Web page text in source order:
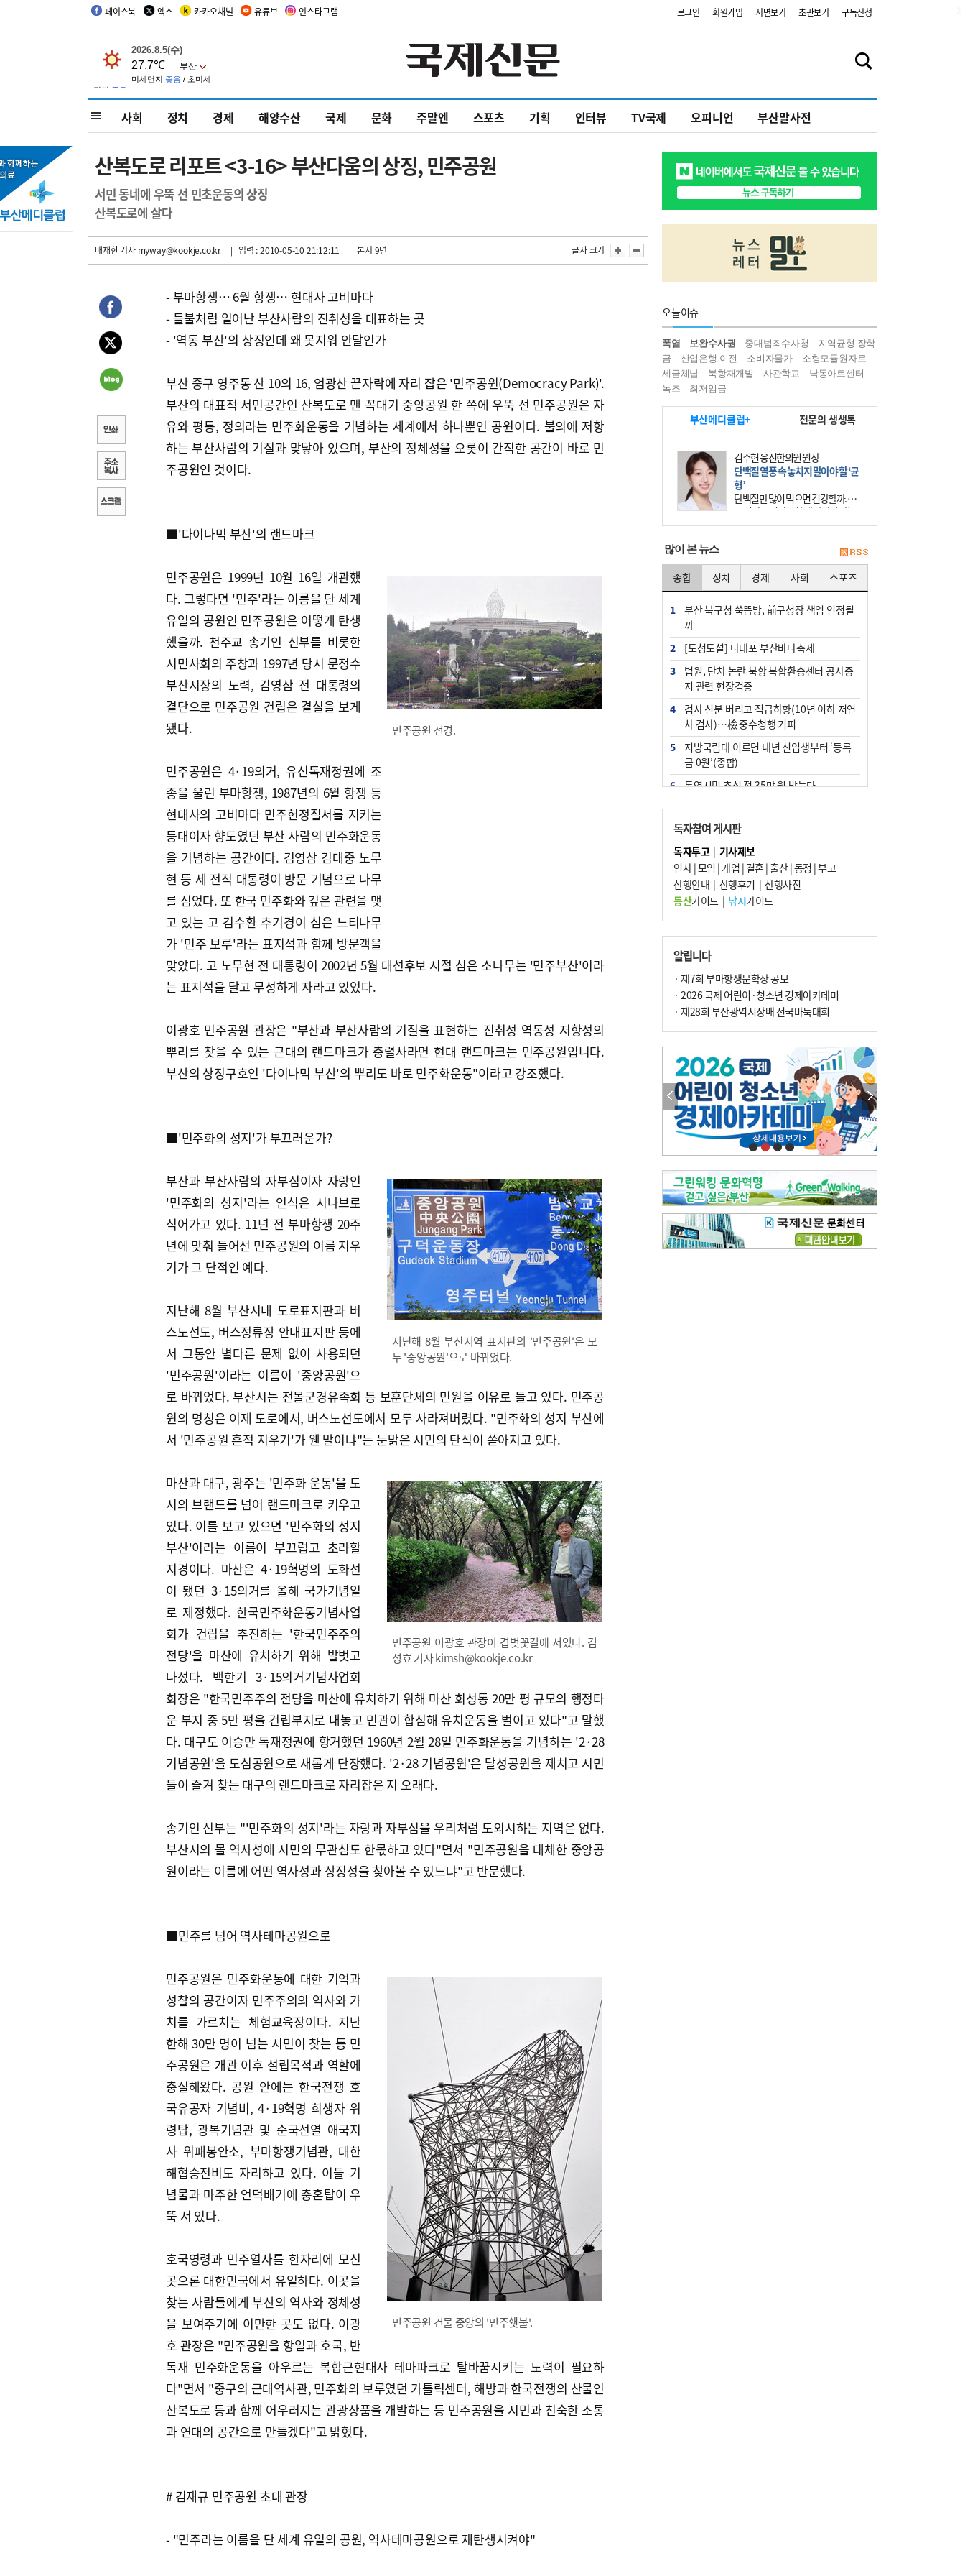
페이스북 엑스 카카오채널 유튜브 인스타그램 로그인 회원가입 지면보기 초판보기 구독신청
사회 정치 경제 해양수산 국제 문화 주말엔 스포츠 기획 인터뷰 TV국제 오피니언 부산말사전
산복도로 리포트 <3-16> 부산다움의 상징, 민주공원
서민 동네에 우뚝 선 민초운동의 상징
산복도로에 살다
배재한 기자myway@kookje.co.kr | 입력 : 2010-05-10 21:12:11 | 본지 9면 글자 크기
- 부마항쟁… 6월 항쟁… 현대사 고비마다
- 들불처럼 일어난 부산사람의 진취성을 대표하는 곳
- '역동 부산'의 상징인데 왜 못지워 안달인가
부산 중구 영주동 산 10의 16, 엄광산 끝자락에 자리 잡은 '민주공원(Democracy Park)'.
부산의 대표적 서민공간인 산복도로 맨 꼭대기 중앙공원 한 쪽에 우뚝 선 민주공원은 자
유와 평등, 정의라는 민주화운동을 기념하는 세계에서 하나뿐인 공원이다. 불의에 저항
하는 부산사람의 기질과 맞닿아 있으며, 부산의 정체성을 오롯이 간직한 공간이 바로 민
주공원인 것이다.
■'다이나믹 부산'의 랜드마크
민주공원 전경.
민주공원은 1999년 10월 16일 개관했
다. 그렇다면 '민주'라는 이름을 단 세계
유일의 공원인 민주공원은 어떻게 탄생
했을까. 천주교 송기인 신부를 비롯한
시민사회의 주창과 1997년 당시 문정수
부산시장의 노력, 김영삼 전 대통령의
결단으로 민주공원 건립은 결실을 보게
됐다.
민주공원은 4·19의거, 유신독재정권에 조
종을 울린 부마항쟁, 1987년의 6월 항쟁 등
현대사의 고비마다 민주헌정질서를 지키는
등대이자 향도였던 부산 사람의 민주화운동
을 기념하는 공간이다. 김영삼 김대중 노무
현 등 세 전직 대통령이 방문 기념으로 나무
를 심었다. 또 한국 민주화와 깊은 관련을 맺
고 있는 고 김수환 추기경이 심은 느티나무
가 '민주 보루'라는 표지석과 함께 방문객을
맞았다. 고 노무현 전 대통령이 2002년 5월 대선후보 시절 심은 소나무는 '민주부산'이라
는 표지석을 달고 무성하게 자라고 있었다.
이광호 민주공원 관장은 "부산과 부산사람의 기질을 표현하는 진취성 역동성 저항성의
뿌리를 찾을 수 있는 근대의 랜드마크가 충렬사라면 현대 랜드마크는 민주공원입니다.
부산의 상징구호인 '다이나믹 부산'의 뿌리도 바로 민주화운동"이라고 강조했다.
■'민주화의 성지'가 부끄러운가?
지난해 8월 부산지역 표지판의 '민주공원'은 모
두 '중앙공원'으로 바뀌었다.
부산과 부산사람의 자부심이자 자랑인
'민주화의 성지'라는 인식은 시나브로
식어가고 있다. 11년 전 부마항쟁 20주
년에 맞춰 들어선 민주공원의 이름 지우
기가 그 단적인 예다.
지난해 8월 부산시내 도로표지판과 버
스노선도, 버스정류장 안내표지판 등에
서 그동안 별다른 문제 없이 사용되던
'민주공원'이라는 이름이 '중앙공원'으
로 바뀌었다. 부산시는 전몰군경유족회 등 보훈단체의 민원을 이유로 들고 있다. 민주공
원의 명칭은 이제 도로에서, 버스노선도에서 모두 사라져버렸다. "민주화의 성지 부산에
서 '민주공원 흔적 지우기'가 웬 말이냐"는 눈맑은 시민의 탄식이 쏟아지고 있다.
민주공원 이광호 관장이 겹벚꽃길에 서있다. 김
성효 기자 kimsh@kookje.co.kr
마산과 대구, 광주는 '민주화 운동'을 도
시의 브랜드를 넘어 랜드마크로 키우고
있다. 이를 보고 있으면 '민주화의 성지
부산'이라는 이름이 부끄럽고 초라할
지경이다. 마산은 4·19혁명의 도화선
이 됐던 3·15의거를 올해 국가기념일
로 제정했다. 한국민주화운동기념사업
회가 건립을 추진하는 '한국민주주의
전당'을 마산에 유치하기 위해 발벗고
나섰다. 백한기 3·15의거기념사업회
회장은 "한국민주주의 전당을 마산에 유치하기 위해 마산 회성동 20만 평 규모의 행정타
운 부지 중 5만 평을 건립부지로 내놓고 민관이 합심해 유치운동을 벌이고 있다"고 말했
다. 대구도 이승만 독재정권에 항거했던 1960년 2월 28일 민주화운동을 기념하는 '2·28
기념공원'을 도심공원으로 새롭게 단장했다. '2·28 기념공원'은 달성공원을 제치고 시민
들이 즐겨 찾는 대구의 랜드마크로 자리잡은 지 오래다.
송기인 신부는 "'민주화의 성지'라는 자랑과 자부심을 우리처럼 도외시하는 지역은 없다.
부산시의 몰 역사성에 시민의 무관심도 한몫하고 있다"면서 "민주공원을 대체한 중앙공
원이라는 이름에 어떤 역사성과 상징성을 찾아볼 수 있느냐"고 반문했다.
■민주를 넘어 역사테마공원으로
민주공원 건물 중앙의 '민주횃불'.
민주공원은 민주화운동에 대한 기억과
성찰의 공간이자 민주주의의 역사와 가
치를 가르치는 체험교육장이다. 지난
한해 30만 명이 넘는 시민이 찾는 등 민
주공원은 개관 이후 설립목적과 역할에
충실해왔다. 공원 안에는 한국전쟁 호
국유공자 기념비, 4·19혁명 희생자 위
령탑, 광복기념관 및 순국선열 애국지
사 위패봉안소, 부마항쟁기념관, 대한
해협승전비도 자리하고 있다. 이들 기
념물과 마주한 언덕배기에 충혼탑이 우
뚝 서 있다.
호국영령과 민주열사를 한자리에 모신
곳으론 대한민국에서 유일하다. 이곳을
찾는 사람들에게 부산의 역사와 정체성
을 보여주기에 이만한 곳도 없다. 이광
호 관장은 "민주공원을 항일과 호국, 반
독재 민주화운동을 아우르는 복합근현대사 테마파크로 탈바꿈시키는 노력이 필요하
다"면서 "중구의 근대역사관, 민주화의 보루였던 가톨릭센터, 해방과 한국전쟁의 산물인
산복도로 등과 함께 어우러지는 관광상품을 개발하는 등 민주공원을 시민과 친숙한 소통
과 연대의 공간으로 만들겠다"고 밝혔다.
# 김재규 민주공원 초대 관장
- "민주라는 이름을 단 세계 유일의 공원, 역사테마공원으로 재탄생시켜야"
오늘이슈
폭염 보완수사권 중대범죄수사청
지역균형 장학
금
산업은행 이전 소비자물가
소형모듈원자로
세금체납
북항재개발 사관학교
낙동아트센터
녹조
최저임금
부산메디클럽+ 전문의 생생톡
김주현 웅진한의원 원장
단백질 열풍 속 놓치지 말아야 할 ‘균
형’
단백질만 많이 먹으면 건강할까. 요
즘 건강을 이야기할 때 빠지지 않는
키워드가 단백질이다. 헬스장을 다니
많이 본 뉴스
종합 정치 경제 사회 스포츠
1
부산 북구청 쑥뜸방, 前구청장 책임 인정될
까
2
[도청도설] 다대포 부산바다축제
3
법원, 단차 논란 북항 복합환승센터 공사중
지 관련 현장검증
4
검사 신분 버리고 직급하향(10년 이하 저연
차 검사)…檢 중수청행 기피
5
지방국립대 이르면 내년 신입생부터 ‘등록
금 0원’(종합)
6
통영시민 추석 전 35만 원 받는다
7
부산 철강공장 50대 노동자 추락사
8
국힘 부산시당, ‘정이한 조력’ 시의원 윤리
위에…‘한동훈 지지’도 신고접수
9
탄소흡수력 높여 폭염 대응…부산 도시숲
지도 다시 그린다
10 지역 상권도 말라죽을 판이라…가뭄 속 밀
양물축제 강행 논란
독자참여 게시판
독자투고| 기사제보
인사|모임 | 개업 | 결혼|출산|동정 |부고
산행안내 | 산행후기 | 산행사진
등산가이드| 낚시가이드
알립니다
· 제7회 부마항쟁문학상 공모
· 2026 국제 어린이·청소년 경제아카데미
· 제28회 부산광역시장배 전국바둑대회